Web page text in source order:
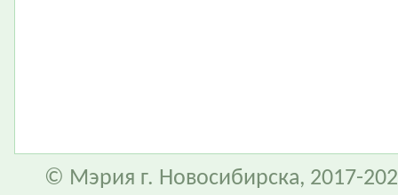
© Мэрия г. Новосибирска, 2017-